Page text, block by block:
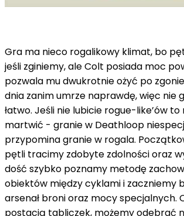
Gra ma nieco rogalikowy klimat, bo
jeśli zginiemy, ale Colt posiada moc
pozwala mu dwukrotnie ożyć po
dnia zanim umrze naprawdę, więc nie
łatwo. Jeśli nie lubicie rogue-like’ów to
martwić - granie w Deathloop
przypomina granie w rogala.
pętli tracimy zdobyte zdolności oraz
dość szybko poznamy metodę
obiektów między cyklami i zaczniemy
arsenał broni oraz mocy specjalnych.
postacią tabliczek, możemy odebrać